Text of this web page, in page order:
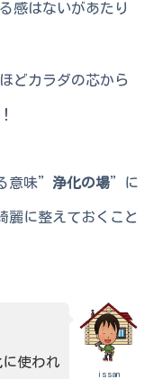
感はないがあたり
どカラダの芯から
意味” 浄化の場”に
麗に整えておくこと
issan
使われ